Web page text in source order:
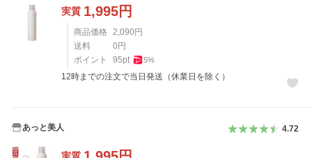
実質 1,995円
商品価格 2,090 円
送料
0 円
ポイント
95pt 5%
12時までの注文で当日発送（休業日を除く）
あっと美人 4.72